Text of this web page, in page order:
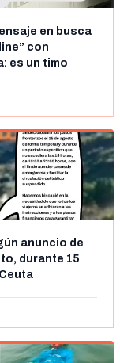
en busca
con
es un timo
anuncio de
durante 15